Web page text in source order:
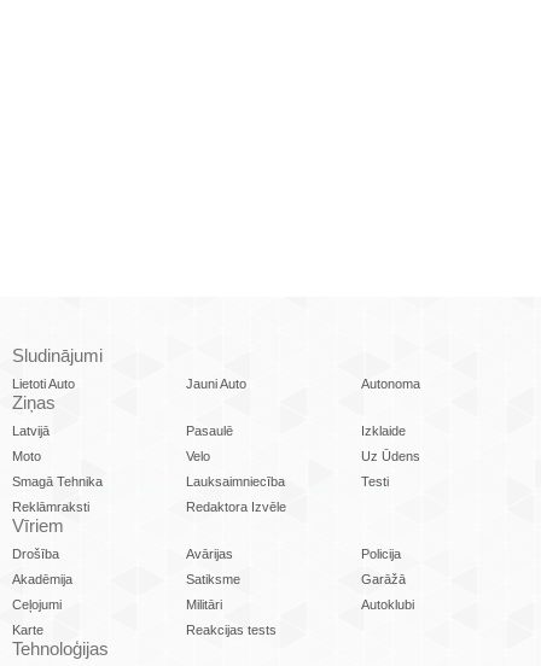
Sludinājumi
Lietoti Auto Jauni Auto Autonoma
Ziņas
Latvijā Pasaulē
Izklaide
Moto
Velo
Uz Ūdens
Smagā Tehnika
Lauksaimniecība
Testi
Reklāmraksti
Redaktora Izvēle
Vīriem
Drošība Avārijas
Policija
Akadēmija
Satiksme
Garāžā
Ceļojumi
Militāri
Autoklubi
Karte
Reakcijas tests
Tehnoloģijas